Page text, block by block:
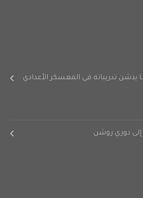
تحت 21 عامًا يدشن تدريباته في المعسكر الأعدادي
إلى دوري روشن